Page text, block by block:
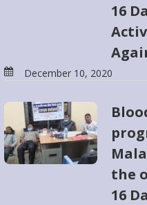
16
December 10, 2020
the
16